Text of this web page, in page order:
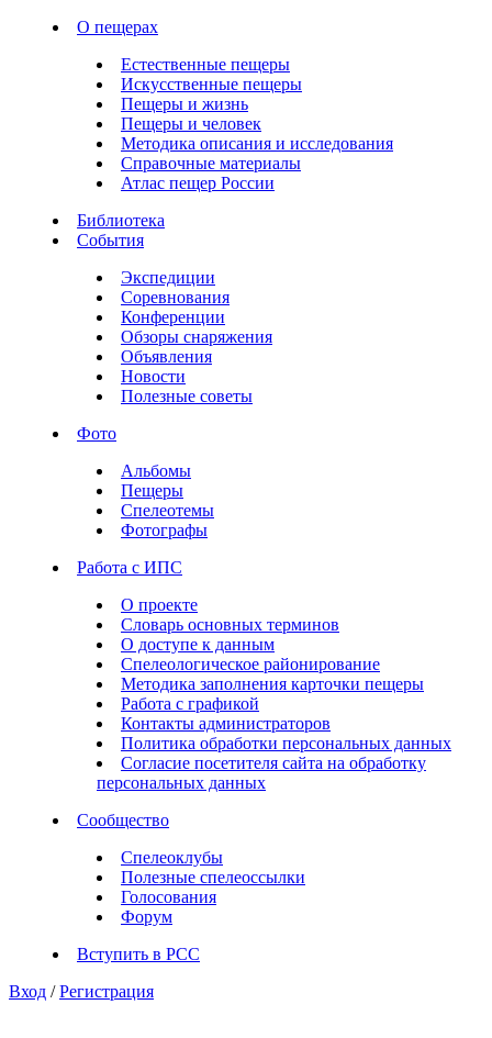
О пещерах
Естественные пещеры
Искусственные пещеры
Пещеры и жизнь
Пещеры и человек
Методика описания и исследования
Справочные материалы
Атлас пещер России
Библиотека
События
Экспедиции
Соревнования
Конференции
Обзоры снаряжения
Объявления
Новости
Полезные советы
Фото
Альбомы
Пещеры
Спелеотемы
Фотографы
Работа с ИПС
О проекте
Словарь основных терминов
О доступе к данным
Спелеологическое районирование
Методика заполнения карточки пещеры
Работа с графикой
Контакты администраторов
Политика обработки персональных данных
Согласие посетителя сайта на обработку
персональных данных
Сообщество
Спелеоклубы
Полезные спелеоссылки
Голосования
Форум
Вступить в РСС
Вход / Регистрация